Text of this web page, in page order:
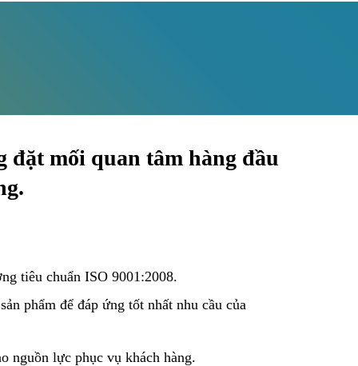
đặt mối quan tâm hàng đầu
tiêu chuẩn ISO 9001:2008.
phẩm để đáp ứng tốt nhất nhu cầu của
nguồn lực phục vụ khách hàng.